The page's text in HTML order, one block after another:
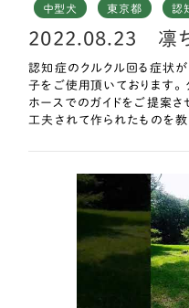
と思います。
本当に 助かりました。
ありがとうございます。
感謝の気持ちと現在の使用
た。
カーペットフロアにエアコン
ムセンターで購入）チューブ
なもの（ケーブルとかを束ね
ューブがカーペットフロアに
を使っていてもどこかに行っ
中型犬
東京都 認
2022.08.23 凛
認知症のクルクル回る症状
子をご使用頂いております。 クルクル回るために、はな工房では
ホースでのガイドをご提案